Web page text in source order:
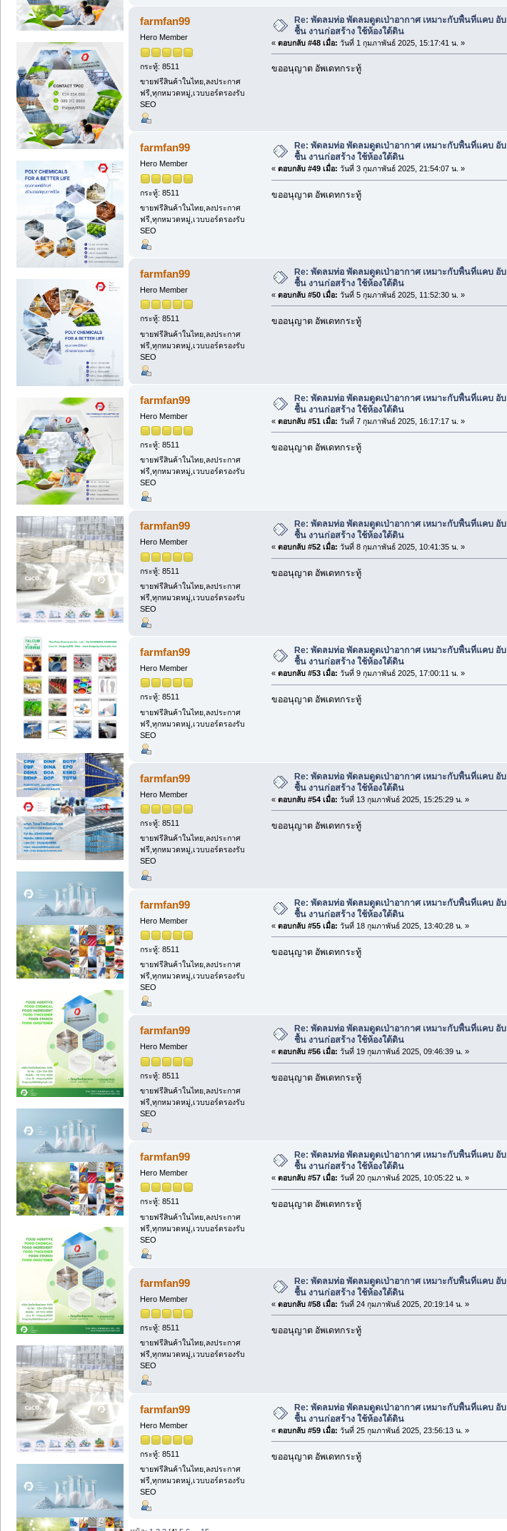
farmfan99
Hero Member
กระทู้: 8511
ขายฟรีสินค้าในไทย,ลงประกาศ
ฟรี,ทุกหมวดหมู่,เวบบอร์ดรองรับ
SEO
Re: พัดลมท่อ พัดลมดูดเป่าอากาศ เหมาะกับพื้นที่แคบ อับ
ชื้น งานก่อสร้าง ใช้ห้องใต้ดิน
« ตอบกลับ #48 เมื่อ: วันที่ 1 กุมภาพันธ์ 2025, 15:17:41 น. »
ขออนุญาต อัพเดทกระทู้
farmfan99
Hero Member
กระทู้: 8511
ขายฟรีสินค้าในไทย,ลงประกาศ
ฟรี,ทุกหมวดหมู่,เวบบอร์ดรองรับ
SEO
Re: พัดลมท่อ พัดลมดูดเป่าอากาศ เหมาะกับพื้นที่แคบ อับ
ชื้น งานก่อสร้าง ใช้ห้องใต้ดิน
« ตอบกลับ #49 เมื่อ: วันที่ 3 กุมภาพันธ์ 2025, 21:54:07 น. »
ขออนุญาต อัพเดทกระทู้
farmfan99
Hero Member
กระทู้: 8511
ขายฟรีสินค้าในไทย,ลงประกาศ
ฟรี,ทุกหมวดหมู่,เวบบอร์ดรองรับ
SEO
Re: พัดลมท่อ พัดลมดูดเป่าอากาศ เหมาะกับพื้นที่แคบ อับ
ชื้น งานก่อสร้าง ใช้ห้องใต้ดิน
« ตอบกลับ #50 เมื่อ: วันที่ 5 กุมภาพันธ์ 2025, 11:52:30 น. »
ขออนุญาต อัพเดทกระทู้
farmfan99
Hero Member
กระทู้: 8511
ขายฟรีสินค้าในไทย,ลงประกาศ
ฟรี,ทุกหมวดหมู่,เวบบอร์ดรองรับ
SEO
Re: พัดลมท่อ พัดลมดูดเป่าอากาศ เหมาะกับพื้นที่แคบ อับ
ชื้น งานก่อสร้าง ใช้ห้องใต้ดิน
« ตอบกลับ #51 เมื่อ: วันที่ 7 กุมภาพันธ์ 2025, 16:17:17 น. »
ขออนุญาต อัพเดทกระทู้
farmfan99
Hero Member
กระทู้: 8511
ขายฟรีสินค้าในไทย,ลงประกาศ
ฟรี,ทุกหมวดหมู่,เวบบอร์ดรองรับ
SEO
Re: พัดลมท่อ พัดลมดูดเป่าอากาศ เหมาะกับพื้นที่แคบ อับ
ชื้น งานก่อสร้าง ใช้ห้องใต้ดิน
« ตอบกลับ #52 เมื่อ: วันที่ 8 กุมภาพันธ์ 2025, 10:41:35 น. »
ขออนุญาต อัพเดทกระทู้
farmfan99
Hero Member
กระทู้: 8511
ขายฟรีสินค้าในไทย,ลงประกาศ
ฟรี,ทุกหมวดหมู่,เวบบอร์ดรองรับ
SEO
Re: พัดลมท่อ พัดลมดูดเป่าอากาศ เหมาะกับพื้นที่แคบ อับ
ชื้น งานก่อสร้าง ใช้ห้องใต้ดิน
« ตอบกลับ #53 เมื่อ: วันที่ 9 กุมภาพันธ์ 2025, 17:00:11 น. »
ขออนุญาต อัพเดทกระทู้
farmfan99
Hero Member
กระทู้: 8511
ขายฟรีสินค้าในไทย,ลงประกาศ
ฟรี,ทุกหมวดหมู่,เวบบอร์ดรองรับ
SEO
Re: พัดลมท่อ พัดลมดูดเป่าอากาศ เหมาะกับพื้นที่แคบ อับ
ชื้น งานก่อสร้าง ใช้ห้องใต้ดิน
« ตอบกลับ #54 เมื่อ: วันที่ 13 กุมภาพันธ์ 2025, 15:25:29 น. »
ขออนุญาต อัพเดทกระทู้
farmfan99
Hero Member
กระทู้: 8511
ขายฟรีสินค้าในไทย,ลงประกาศ
ฟรี,ทุกหมวดหมู่,เวบบอร์ดรองรับ
SEO
Re: พัดลมท่อ พัดลมดูดเป่าอากาศ เหมาะกับพื้นที่แคบ อับ
ชื้น งานก่อสร้าง ใช้ห้องใต้ดิน
« ตอบกลับ #55 เมื่อ: วันที่ 18 กุมภาพันธ์ 2025, 13:40:28 น. »
ขออนุญาต อัพเดทกระทู้
farmfan99
Hero Member
กระทู้: 8511
ขายฟรีสินค้าในไทย,ลงประกาศ
ฟรี,ทุกหมวดหมู่,เวบบอร์ดรองรับ
SEO
Re: พัดลมท่อ พัดลมดูดเป่าอากาศ เหมาะกับพื้นที่แคบ อับ
ชื้น งานก่อสร้าง ใช้ห้องใต้ดิน
« ตอบกลับ #56 เมื่อ: วันที่ 19 กุมภาพันธ์ 2025, 09:46:39 น. »
ขออนุญาต อัพเดทกระทู้
farmfan99
Hero Member
กระทู้: 8511
ขายฟรีสินค้าในไทย,ลงประกาศ
ฟรี,ทุกหมวดหมู่,เวบบอร์ดรองรับ
SEO
Re: พัดลมท่อ พัดลมดูดเป่าอากาศ เหมาะกับพื้นที่แคบ อับ
ชื้น งานก่อสร้าง ใช้ห้องใต้ดิน
« ตอบกลับ #57 เมื่อ: วันที่ 20 กุมภาพันธ์ 2025, 10:05:22 น. »
ขออนุญาต อัพเดทกระทู้
farmfan99
Hero Member
กระทู้: 8511
ขายฟรีสินค้าในไทย,ลงประกาศ
ฟรี,ทุกหมวดหมู่,เวบบอร์ดรองรับ
SEO
Re: พัดลมท่อ พัดลมดูดเป่าอากาศ เหมาะกับพื้นที่แคบ อับ
ชื้น งานก่อสร้าง ใช้ห้องใต้ดิน
« ตอบกลับ #58 เมื่อ: วันที่ 24 กุมภาพันธ์ 2025, 20:19:14 น. »
ขออนุญาต อัพเดทกระทู้
farmfan99
Hero Member
กระทู้: 8511
ขายฟรีสินค้าในไทย,ลงประกาศ
ฟรี,ทุกหมวดหมู่,เวบบอร์ดรองรับ
SEO
Re: พัดลมท่อ พัดลมดูดเป่าอากาศ เหมาะกับพื้นที่แคบ อับ
ชื้น งานก่อสร้าง ใช้ห้องใต้ดิน
« ตอบกลับ #59 เมื่อ: วันที่ 25 กุมภาพันธ์ 2025, 23:56:13 น. »
ขออนุญาต อัพเดทกระทู้